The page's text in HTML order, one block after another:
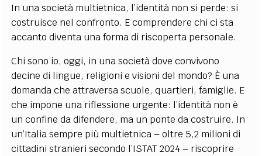
In una società multietnica, l’identità non si perde: si
costruisce nel confronto. E comprendere chi ci sta
accanto diventa una forma di riscoperta personale.
Chi sono io, oggi, in una società dove convivono
decine di lingue, religioni e visioni del mondo? È una
domanda che attraversa scuole, quartieri, famiglie. E
che impone una riflessione urgente: l’identità non è
un confine da difendere, ma un ponte da costruire. In
un’Italia sempre più multietnica – oltre 5,2 milioni di
cittadini stranieri secondo l’ISTAT 2024 – riscoprire